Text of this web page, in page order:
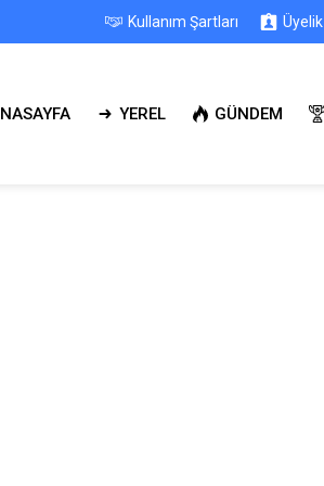
Kullanım Şartları Üyelik
YEREL GÜNDEM